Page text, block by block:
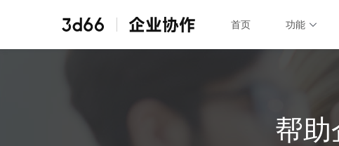
首页
功能
保证素材安全 企
帮助